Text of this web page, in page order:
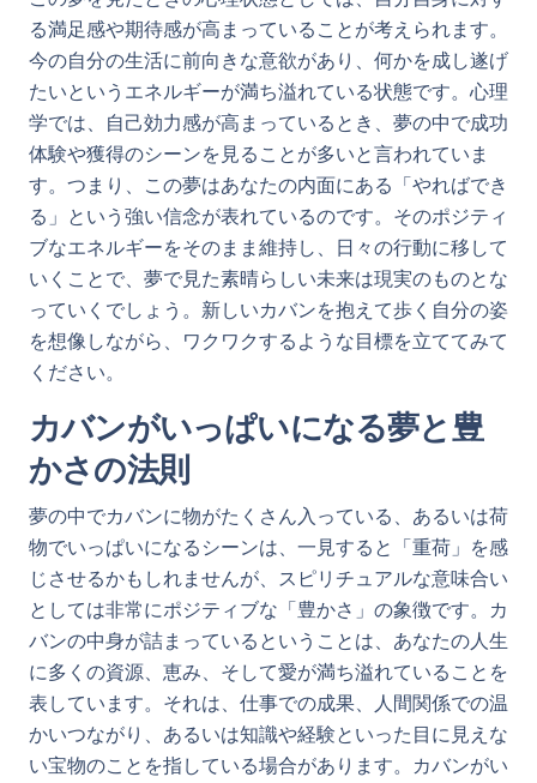
る満足感や期待感が高まっていることが考えられます。
今の自分の生活に前向きな意欲があり、何かを成し遂げ
たいというエネルギーが満ち溢れている状態です。心理
学では、自己効力感が高まっているとき、夢の中で成功
体験や獲得のシーンを見ることが多いと言われていま
す。つまり、この夢はあなたの内面にある「やればでき
る」という強い信念が表れているのです。そのポジティ
ブなエネルギーをそのまま維持し、日々の行動に移して
いくことで、夢で見た素晴らしい未来は現実のものとな
っていくでしょう。新しいカバンを抱えて歩く自分の姿
を想像しながら、ワクワクするような目標を立ててみて
ください。
カバンがいっぱいになる夢と豊
かさの法則
夢の中でカバンに物がたくさん入っている、あるいは荷
物でいっぱいになるシーンは、一見すると「重荷」を感
じさせるかもしれませんが、スピリチュアルな意味合い
としては非常にポジティブな「豊かさ」の象徴です。カ
バンの中身が詰まっているということは、あなたの人生
に多くの資源、恵み、そして愛が満ち溢れていることを
表しています。それは、仕事での成果、人間関係での温
かいつながり、あるいは知識や経験といった目に見えな
い宝物のことを指している場合があります。カバンがい